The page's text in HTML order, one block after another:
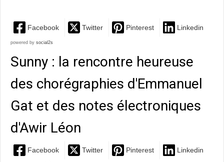
Facebook Twitter Pinterest Linkedin
powered by social2s
Sunny : la rencontre heureuse
des chorégraphies d'Emmanuel
Gat et des notes électroniques
d'Awir Léon
Facebook Twitter Pinterest Linkedin